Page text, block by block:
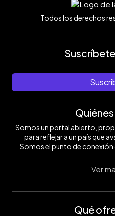
Todos los derechos
Somos un portal abierto,
para reflejar a un país que
Somos el punto de conexión
Ver
Qué